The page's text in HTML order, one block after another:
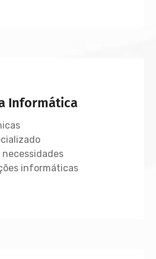
Informática
informáticas